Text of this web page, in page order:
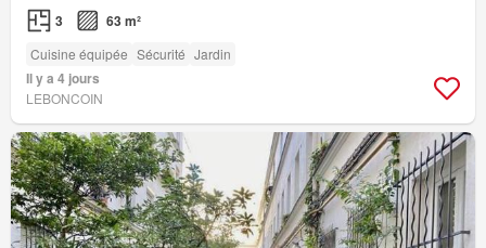
3 63 m²
Cuisine équipée Sécurité Jardin
Il y a 4 jours
LEBONCOIN